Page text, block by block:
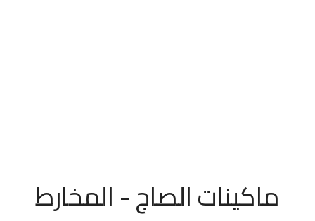
ماكينات الصاج - المخارط